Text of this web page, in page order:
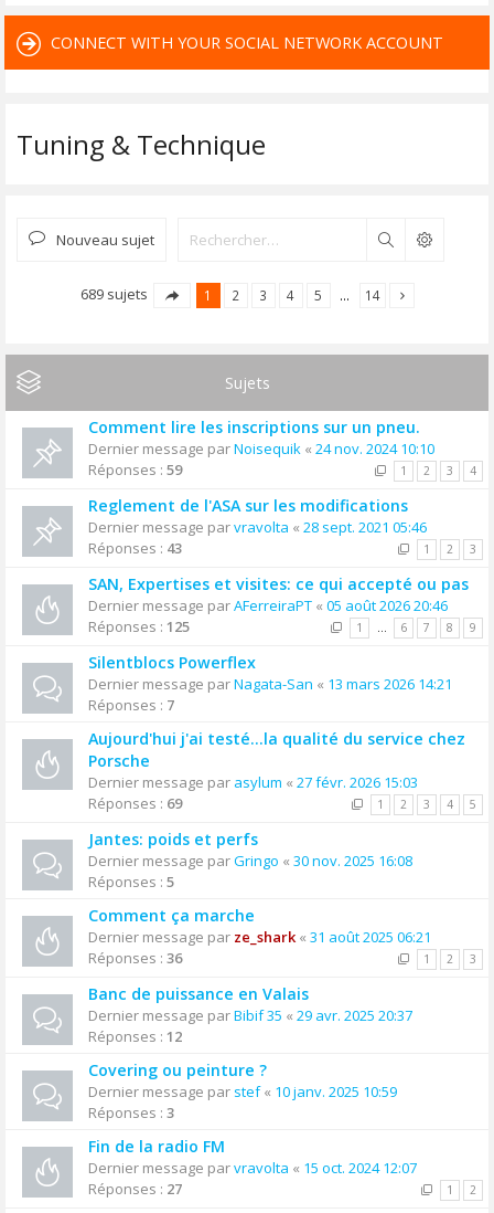
CONNECT WITH YOUR SOCIAL NETWORK ACCOUNT
Tuning & Technique
Nouveau sujet Rechercher
689 sujets 1 2 3 4 5 … 14
Sujets
Comment lire les inscriptions sur un pneu.
Dernier message parNoisequik « 24 nov. 2024 10:10
Réponses : 59 1 2 3 4
Reglement de l'ASA sur les modifications
Dernier message parvravolta « 28 sept. 2021 05:46
Réponses : 43 1 2 3
SAN, Expertises et visites: ce qui accepté ou pas
Dernier message parAFerreiraPT « 05 août 2026 20:46
Réponses : 125 1 … 6 7 8 9
Silentblocs Powerflex
Dernier message parNagata-San « 13 mars 2026 14:21
Réponses : 7
Aujourd'hui j'ai testé…la qualité du service chez
Porsche
Dernier message par asylum « 27 févr. 2026 15:03
Réponses : 69 1 2 3 4 5
Jantes: poids et perfs
Dernier message parGringo « 30 nov. 2025 16:08
Réponses : 5
Comment ça marche
Dernier message par ze_shark« 31 août 2025 06:21
Réponses : 36 1 2 3
Banc de puissance en Valais
Dernier message parBibif 35 « 29 avr. 2025 20:37
Réponses : 12
Covering ou peinture ?
Dernier message par stef« 10 janv. 2025 10:59
Réponses : 3
Fin de la radio FM
Dernier message parvravolta « 15 oct. 2024 12:07
Réponses : 27 1 2